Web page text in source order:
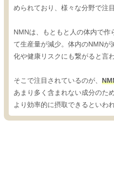
められており、様々な分野で注
NMNは、もともと人の体内で作
て生産量が減少。体内のNMN
化や健康リスクにも繋がると言
そこで注目されているのが、
あまり多く含まれない成分のた
より効率的に摂取できるといわ